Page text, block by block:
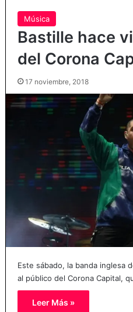
Música
Bastille hace
del Corona
17 noviembre, 2018
Este sábado, la banda inglesa
al público del Corona Capital,
Leer Más »